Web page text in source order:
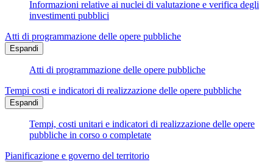
Informazioni relative ai nuclei di valutazione e verifica degli
investimenti pubblici
Atti di programmazione delle opere pubbliche
Espandi
Atti di programmazione delle opere pubbliche
Tempi costi e indicatori di realizzazione delle opere pubbliche
Espandi
Tempi, costi unitari e indicatori di realizzazione delle opere
pubbliche in corso o completate
Pianificazione e governo del territorio